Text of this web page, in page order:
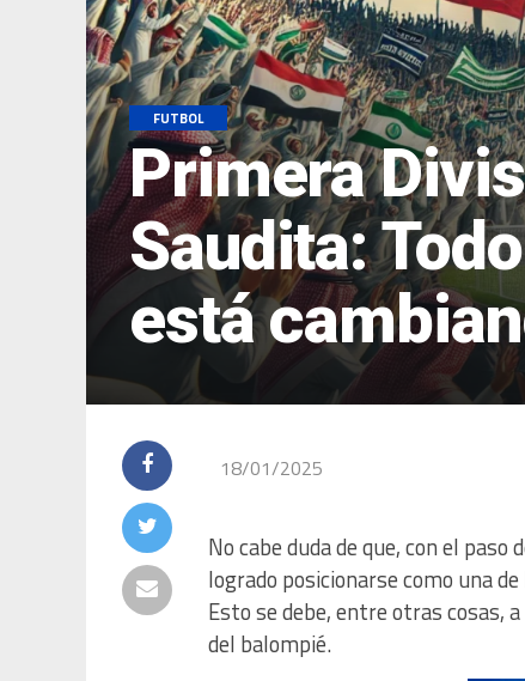
FUTBOL
Primera
Saudita:
está
18/01/2025
No cabe duda de que, con el
logrado posicionarse como una
Esto se debe, entre otras cosas,
del balompié.